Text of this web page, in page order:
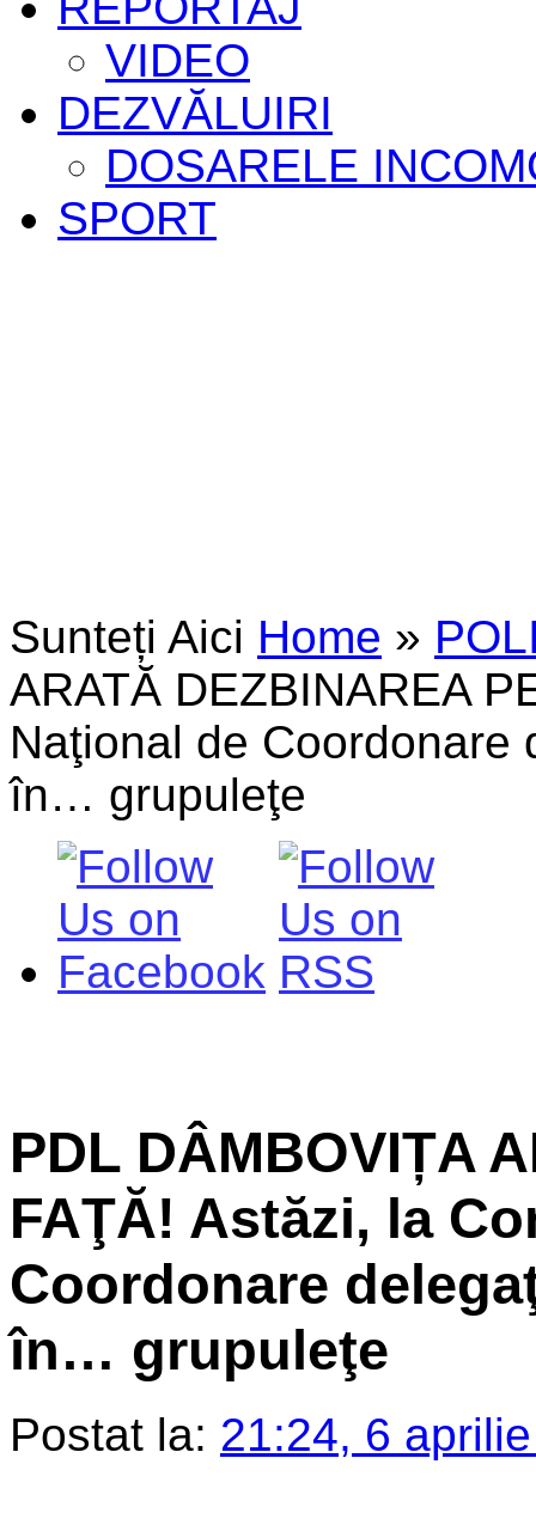
VIDEO
DEZVĂLUIRI
DOSARELE
SPORT
Sunteți Aici Home »
ARATĂ DEZBINAREA
Naţional de Coordonare
în… grupuleţe
PDL DÂMBOVIȚA
FAŢĂ! Astăzi, la
Coordonare
în… grupuleţe
Postat la: 21:24, 6